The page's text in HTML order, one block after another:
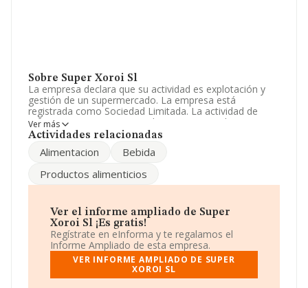
Sobre Super Xoroi Sl
La empresa declara que su actividad es explotación y
gestión de un supermercado. La empresa está
registrada como Sociedad Limitada. La actividad de
referencia CNAE corresponde a 'Comercio al por menor
en establecimientos no especializados, con predominio
Código es 4711. La sociedad no tiene actividad en
Respecto a la posición de la empresa según los niveles
facilita la siguiente información: la compañía ha
mejorado en el ranking sectorial escalando 1 puesto,
pasando del 296 al 295. En el ranking de sectores las
siguientes empresas tienen mejor posición:
yMenorca Comerc S.L; sin embargo, por debajo
se encuentran empresas como:Supermercados Valle
Verde Sociedad LimitadayAlimentacion Avila Jara
Ver más
Actividades relacionadas
Alimentacion
Bebida
Productos alimenticios
Ver el informe ampliado de Super
Xoroi Sl ¡Es gratis!
Regístrate en eInforma y te regalamos el
Informe Ampliado de esta empresa.
VER INFORME AMPLIADO DE SUPER
XOROI SL